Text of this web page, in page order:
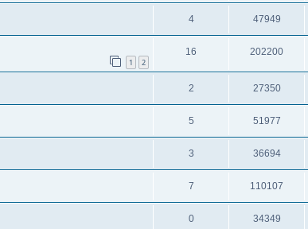
4 47949
1 2
16 202200
2 27350
5 51977
3 36694
7 110107
0 34349